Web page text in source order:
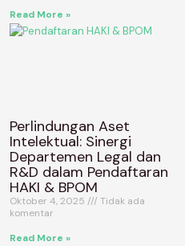
Read More »
Perlindungan Aset
Intelektual: Sinergi
Departemen Legal dan
R&D dalam Pendaftaran
HAKI & BPOM
Oktober 4, 2025
Tidak ada
komentar
Read More »